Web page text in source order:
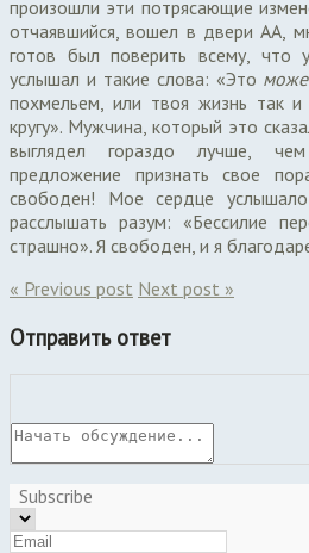
произошли эти потрясающие
отчаявшийся, вошел в двери АА,
готов был поверить всему, что
услышал и такие слова: «Это
похмельем, или твоя жизнь так
кругу». Мужчина, который это
выглядел гораздо лучше,
предложение признать свое
свободен! Мое сердце
расслышать разум: «Бессилие
страшно». Я свободен, и я
« Previous post Next post »
Отправить ответ
Subscribe